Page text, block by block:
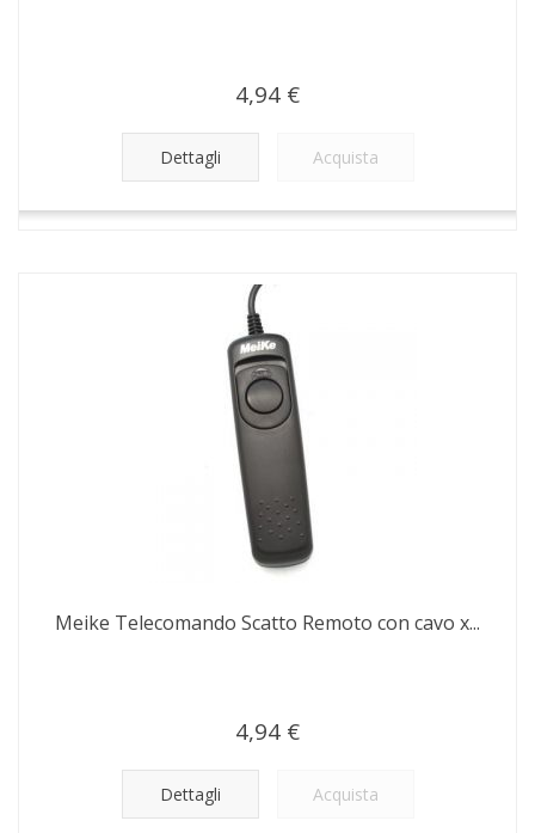
4,94 €
Dettagli Acquista
Meike Telecomando Scatto Remoto con cavo x...
4,94 €
Dettagli Acquista